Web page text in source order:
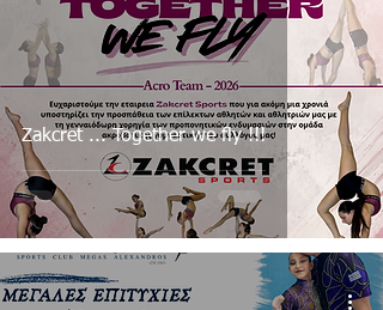
Zakcret ... Together we fly !!!